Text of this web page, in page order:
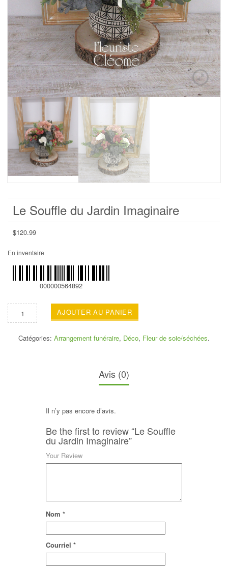
Le Souffle du Jardin Imaginaire
$120.99
En inventaire
000000564892
AJOUTER AU PANIER
Catégories: Arrangement funéraire, Déco, Fleur de soie/séchées.
Avis (0)
Il n’y pas encore d’avis.
Be the first to review “Le Souffle
du Jardin Imaginaire”
Your Review
Nom *
Courriel *